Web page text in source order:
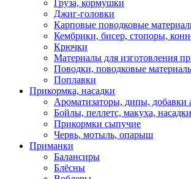
Груза, кормушки
Джиг-головки
Карповые поводковые
Кембрики, бисер, стопоры,
Крючки
Материалы для изготовления
Поводки, поводковые
Поплавки
Прикормка, насадки
Ароматизаторы, дипы, добавки
Бойлы, пеллетс, макуха, насадки
Прикормки сыпучие
Червь, мотыль, опарыш
Приманки
Балансиры
Блёсны